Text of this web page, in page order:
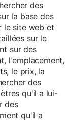
des
la base des
le site web et
sur le
sur des
l'emplacement,
le prix, la
des
qu'il a lui-
des
qu'il a